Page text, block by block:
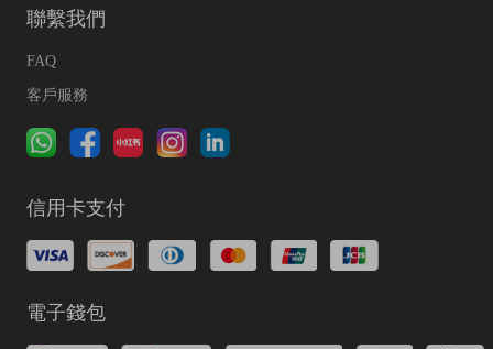
聯繫我們
FAQ
客戶服務
信用卡支付
電子錢包